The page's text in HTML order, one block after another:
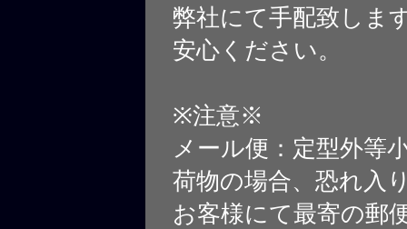
弊社にて手配致しま
安心ください。
※注意※
メール便：定型外等
荷物の場合、恐れ入
お客様にて最寄の郵